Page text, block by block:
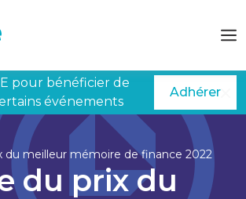
pour bénéficier de
événements
Adhérer
du meilleur mémoire de finance 2022
du prix du